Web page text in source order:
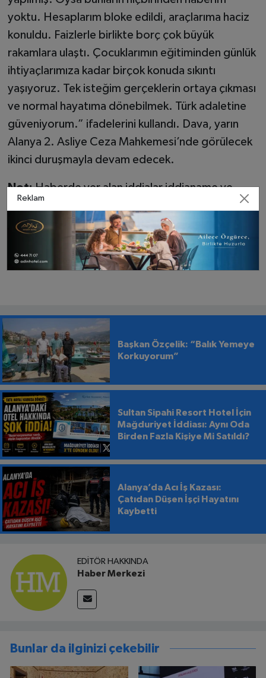
yoktu. Hesaplarım bloke edildi, araçlarıma haciz
konuldu. Faizlerle birlikte borç çok büyük
rakamlara ulaştı. Çocuklarımın eğitiminden günlük
ihtiyaçlarımıza kadar birçok konuda sıkıntı
yaşıyoruz. Tek isteğim gerçeklerin ortaya çıkması
ve normal hayatıma dönebilmek. Türk adaletine
güveniyorum.” ifadelerini kullandı. Dava, yarın
Alanya 2. Asliye Ceza Mahkemesi’nde görülecek
ikinci duruşmayla devam edecek.
Not:Haberde yer alan iddialar iddianame ve
süreci devam etmekte olup, sanıklar hakkında
kesinleşmiş bir mahkûmiyet kararı
bulunmamaktadır.
Başkan Özçelik: “Balık Yemeye
Korkuyorum”
Sultan Sipahi Resort Hotel İçin
Mağduriyet İddiası: Aynı Oda
Birden Fazla Kişiye Mi Satıldı?
Alanya’da Acı İş Kazası:
Çatıdan Düşen İşçi Hayatını
Kaybetti
EDITÖR HAKKINDA
Haber Merkezi
Bunlar da ilginizi çekebilir
Reklam